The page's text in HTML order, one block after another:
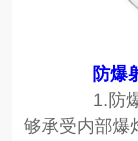
防爆
1.防爆
够承受内部爆